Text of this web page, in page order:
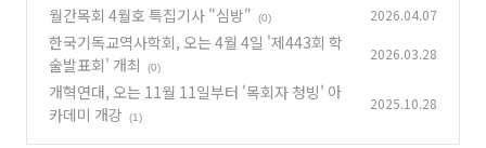
월간목회 4월호 특집기사 "심방" (0) 2026.04.07
한국기독교역사학회, 오는 4월 4일 '제443회 학
술발표회' 개최
(0)
2026.03.28
개혁연대, 오는 11월 11일부터 '목회자 청빙' 아
카데미 개강
(1)
2025.10.28